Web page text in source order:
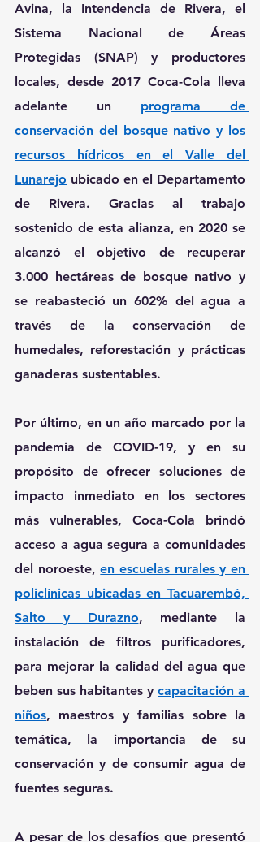
Avina, la Intendencia de Rivera, el
Sistema Nacional de Áreas
Protegidas (SNAP) y productores
locales, desde 2017 Coca-Cola lleva
adelante un programa de
conservación del bosque nativo y los
recursos hídricos en el Valle del
Lunarejo ubicado en el Departamento
de Rivera. Gracias al trabajo
sostenido de esta alianza, en 2020 se
3.000 hectáreas
se reabasteció un 602% del agua a
través de la conservación de
humedales, reforestación y prácticas
ganaderas sustentables.
Por último, en un año marcado por la
pandemia de COVID-19, y en su
propósito de ofrecer soluciones de
impacto inmediato en los sectores
más vulnerables, Coca-Cola brindó
acceso a agua segura a comunidades
del noroeste, en escuelas rurales y en
policlínicas ubicadas en Tacuarembó,
Salto y Durazno, mediante la
instalación de filtros purificadores,
para mejorar la calidad del agua que
beben sus habitantes y capacitación a
niños, maestros y familias sobre la
temática, la importancia de su
conservación y de consumir agua de
fuentes seguras.
A pesar de los desafíos que presentó